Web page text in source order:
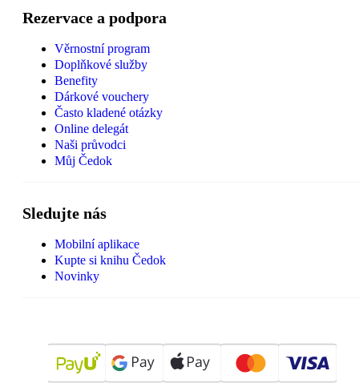
Rezervace a podpora
Věrnostní program
Doplňkové služby
Benefity
Dárkové vouchery
Často kladené otázky
Online delegát
Naši průvodci
Můj Čedok
Sledujte nás
Mobilní aplikace
Kupte si knihu Čedok
Novinky